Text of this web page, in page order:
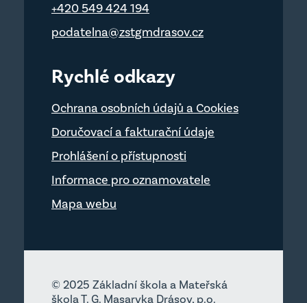
+420 549 424 194
podatelna@zstgmdrasov.cz
Rychlé odkazy
Ochrana osobních údajů a Cookies
Doručovací a fakturační údaje
Prohlášení o přístupnosti
Informace pro oznamovatele
Mapa webu
© 2025 Základní škola a Mateřská
škola T. G. Masaryka Drásov, p.o.